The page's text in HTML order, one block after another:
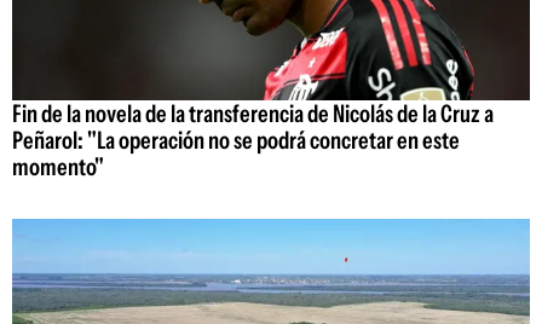
Fin de la novela de la transferencia de Nicolás de la Cruz a
Peñarol: "La operación no se podrá concretar en este
momento"